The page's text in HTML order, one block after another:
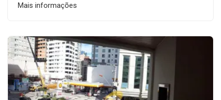
Mais informações